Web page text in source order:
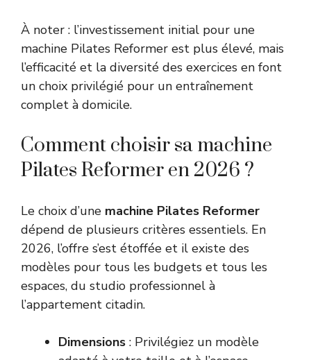
À noter : l’investissement initial pour une
machine Pilates Reformer est plus élevé, mais
l’efficacité et la diversité des exercices en font
un choix privilégié pour un entraînement
complet à domicile.
Comment choisir sa machine
Pilates Reformer en 2026 ?
Le choix d’une machine Pilates Reformer
dépend de plusieurs critères essentiels. En
2026, l’offre s’est étoffée et il existe des
modèles pour tous les budgets et tous les
espaces, du studio professionnel à
l’appartement citadin.
Dimensions : Privilégiez un modèle